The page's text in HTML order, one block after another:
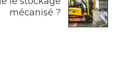
mécanisé ?